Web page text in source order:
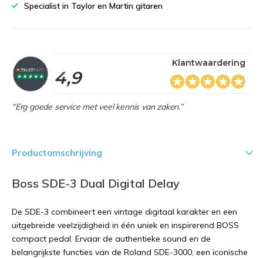
Specialist in Taylor en Martin gitaren
4,9
Klantwaardering
“Erg goede service met veel kennis van zaken.”
Productomschrijving
Boss SDE-3 Dual Digital Delay
De SDE-3 combineert een vintage digitaal karakter en een
uitgebreide veelzijdigheid in één uniek en inspirerend BOSS
compact pedal. Ervaar de authentieke sound en de
belangrijkste functies van de Roland SDE-3000, een iconische